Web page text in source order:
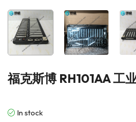
福克斯博 RH101AA 工
In stock